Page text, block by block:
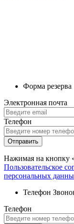
Форма резерва
Электронная почта
Телефон
Отправить
Нажимая на кнопку
Пользовательское
персональных
Телефон
Телефон